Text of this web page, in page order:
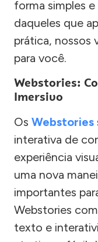
forma simples
daqueles que
prática, nossos
para você.
Webstories:
Imersivo
Os Webstories
interativa de
experiência
uma nova
importantes
Webstories
texto e